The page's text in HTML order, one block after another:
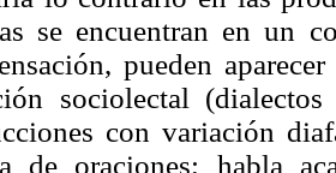
se encuentran en un
pueden
sociolectal
con variación
de oraciones; habla